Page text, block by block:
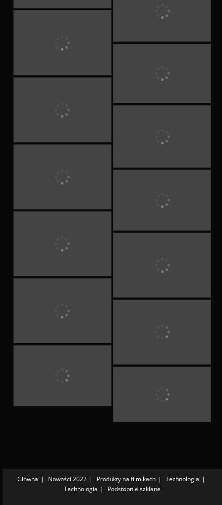
Główna Nowości 2022 Produkty na filmikach
Technologia
Technologia
Podstopnie szklane